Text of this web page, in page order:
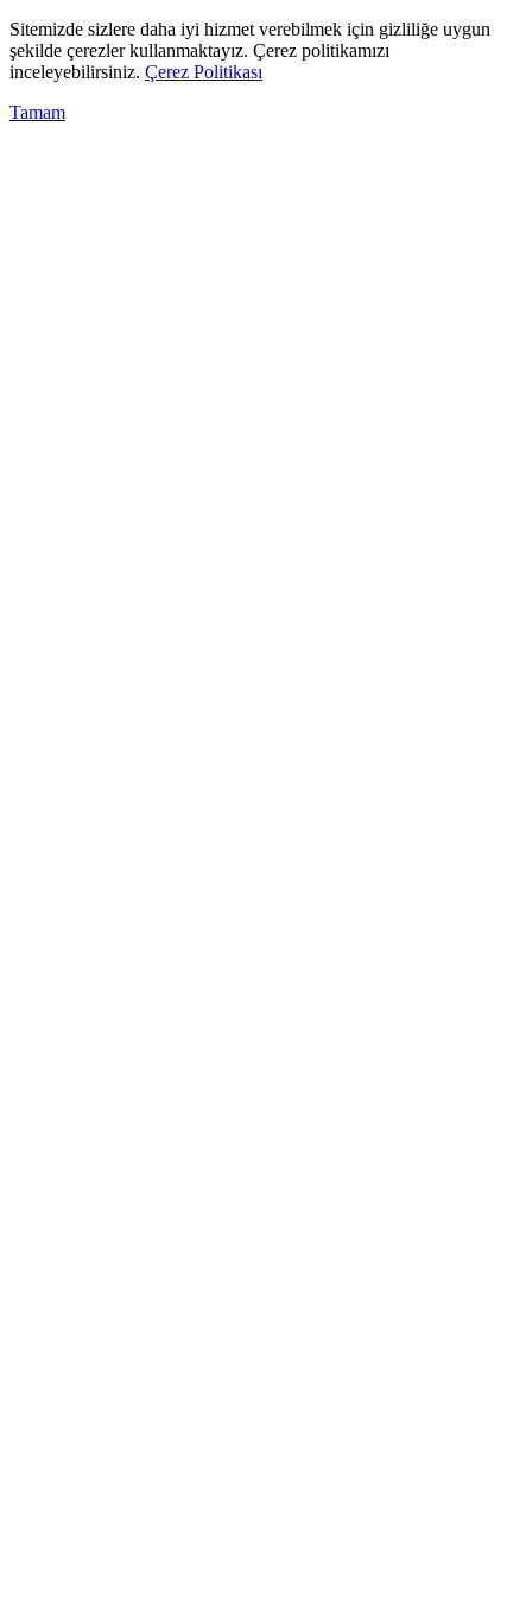
Sitemizde sizlere daha iyi hizmet verebilmek için gizliliğe uygun
şekilde çerezler kullanmaktayız. Çerez politikamızı
inceleyebilirsiniz. Çerez Politikası
Tamam